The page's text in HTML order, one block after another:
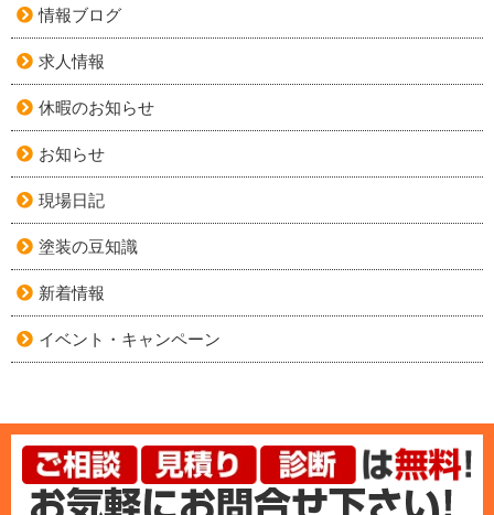
情報ブログ
求人情報
休暇のお知らせ
お知らせ
現場日記
塗装の豆知識
新着情報
イベント・キャンペーン